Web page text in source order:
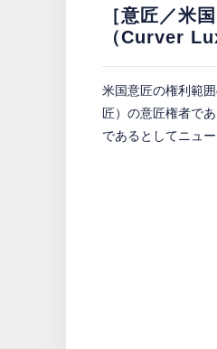
［意匠／米
（Curver
米国意匠の権利範
匠）の意匠権者で
であるとしてニュ